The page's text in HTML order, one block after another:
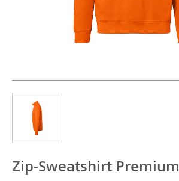
Zip-Sweatshirt Premium